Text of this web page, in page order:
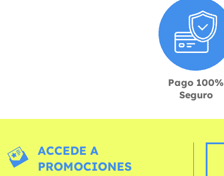
Pago 100%
Seguro
ACCEDE A
PROMOCIONES